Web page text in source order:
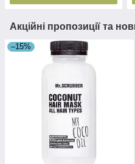
Акційні пропозиції та
–15%